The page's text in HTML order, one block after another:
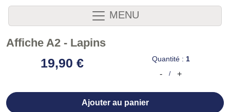
MENU
Affiche A2 - Lapins
19,90 € Quantité : 1
- / +
Ajouter au panier